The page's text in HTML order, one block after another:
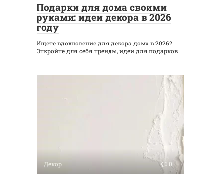
Подарки для дома своими
руками: идеи декора в 2026
году
Ищете вдохновение для декора дома в 2026?
Откройте для себя тренды, идеи для подарков
Декор 0